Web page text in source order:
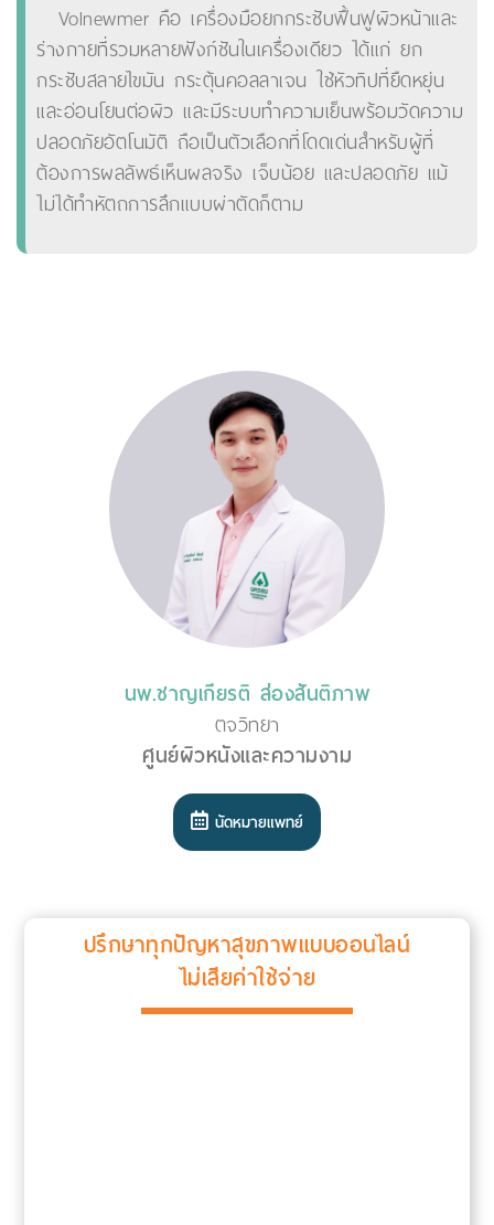
Volnewmer คือ เครื่องมือยกกระชับฟื้นฟูผิวหน้าและ
ร่างกายที่รวมหลายฟังก์ชันในเครื่องเดียว ได้แก่ ยก
กระชับสลายไขมัน กระตุ้นคอลลาเจน ใช้หัวทิปที่ยืดหยุ่น
และอ่อนโยนต่อผิว และมีระบบทำความเย็นพร้อมวัดความ
ปลอดภัยอัตโนมัติ ถือเป็นตัวเลือกที่โดดเด่นสำหรับผู้ที่
ต้องการผลลัพธ์เห็นผลจริง เจ็บน้อย และปลอดภัย แม้
ไม่ได้ทำหัตถการลึกแบบผ่าตัดก็ตาม
นพ.ชาญเกียรติ ส่องสันติภาพ
ตจวิทยา
ศูนย์ผิวหนังและความงาม
นัดหมายแพทย์
ปรึกษาทุกปัญหาสุขภาพแบบออนไลน์
ไม่เสียค่าใช้จ่าย